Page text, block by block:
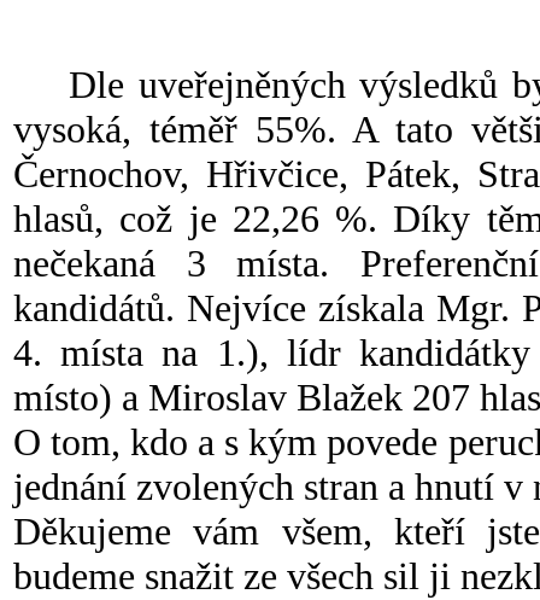
Dle uveřejněných výsledků
vysoká, téměř 55%. A tato
Černochov, Hřivčice, Pátek,
hlasů, což je 22,26 %. Díky
nečekaná 3 místa.
kandidátů. Nejvíce získala Mgr.
4. místa na 1.), lídr
místo) a Miroslav Blažek 207
O tom, kdo a s kým povede
jednání zvolených stran a hnutí v
Děkujeme vám všem, kteří
budeme snažit ze všech sil ji